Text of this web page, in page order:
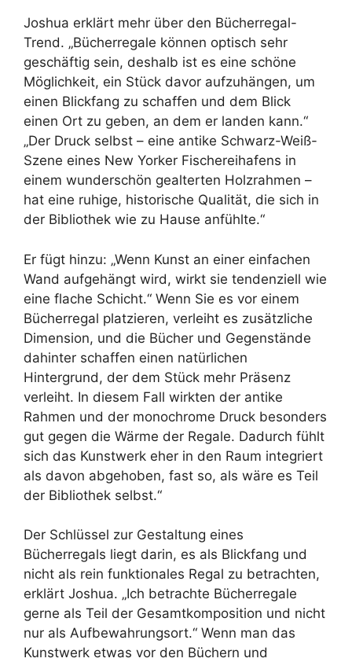
Joshua erklärt mehr über den Bücherregal-
Trend. „Bücherregale können optisch sehr
geschäftig sein, deshalb ist es eine schöne
Möglichkeit, ein Stück davor aufzuhängen, um
einen Blickfang zu schaffen und dem Blick
einen Ort zu geben, an dem er landen kann.“
„Der Druck selbst – eine antike Schwarz-Weiß-
Szene eines New Yorker Fischereihafens in
einem wunderschön gealterten Holzrahmen –
hat eine ruhige, historische Qualität, die sich in
der Bibliothek wie zu Hause anfühlte.“
Er fügt hinzu: „Wenn Kunst an einer einfachen
Wand aufgehängt wird, wirkt sie tendenziell wie
eine flache Schicht.“ Wenn Sie es vor einem
Bücherregal platzieren, verleiht es zusätzliche
Dimension, und die Bücher und Gegenstände
dahinter schaffen einen natürlichen
Hintergrund, der dem Stück mehr Präsenz
verleiht. In diesem Fall wirkten der antike
Rahmen und der monochrome Druck besonders
gut gegen die Wärme der Regale. Dadurch fühlt
sich das Kunstwerk eher in den Raum integriert
als davon abgehoben, fast so, als wäre es Teil
der Bibliothek selbst.“
Der Schlüssel zur Gestaltung eines
Bücherregals liegt darin, es als Blickfang und
nicht als rein funktionales Regal zu betrachten,
erklärt Joshua. „Ich betrachte Bücherregale
gerne als Teil der Gesamtkomposition und nicht
nur als Aufbewahrungsort.“ Wenn man das
Kunstwerk etwas vor den Büchern und